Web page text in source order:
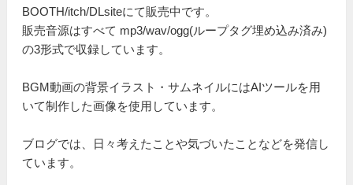
BOOTH/itch/DLsiteにて販売中です。
販売音源はすべて mp3/wav/ogg(ループタグ埋め込み済み)
の3形式で収録しています。
BGM動画の背景イラスト・サムネイルにはAIツールを用
いて制作した画像を使用しています。
ブログでは、日々考えたことや気づいたことなどを発信し
ています。